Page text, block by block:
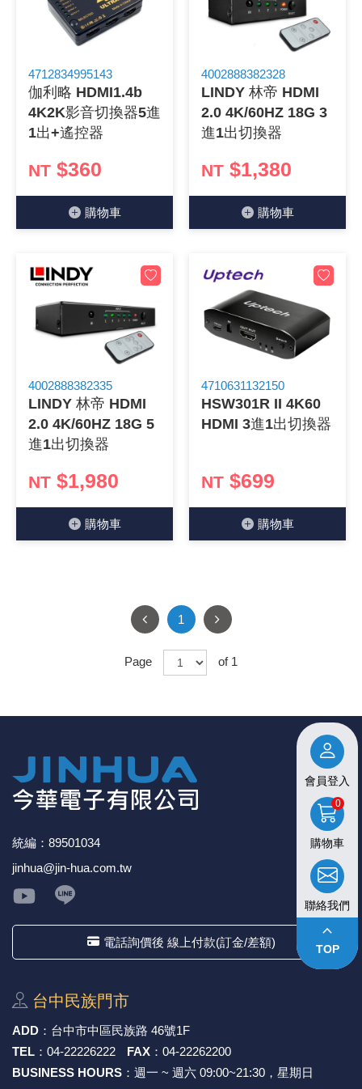
4712834995143
伽利略 HDMI1.4b
4K2K影音切換器5進
1出+遙控器
NT $360
購物⾞
4002888382328
LINDY 林帝 HDMI
2.0 4K/60HZ 18G 3
進1出切換器
NT $1,380
購物⾞
4002888382335
LINDY 林帝 HDMI
2.0 4K/60HZ 18G 5
進1出切換器
NT $1,980
購物⾞
4710631132150
HSW301R II 4K60
HDMI 3進1出切換器
NT $699
購物⾞
1
Page of 1
會員登入
購物車
0
聯絡我們
keyboard_arrow_up
TOP
統編：89501034
jinhua@jin-hua.com.tw
電話詢價後 線上付款(訂金/差額)
台中⺠族⾨市
ADD ： 台中市中區⺠族路 46號1F
TEL ： 04-22226222 FAX ： 04-22262200
BUSINESS HOURS ：週一 ~ 週六 09:00~21:30，星期日